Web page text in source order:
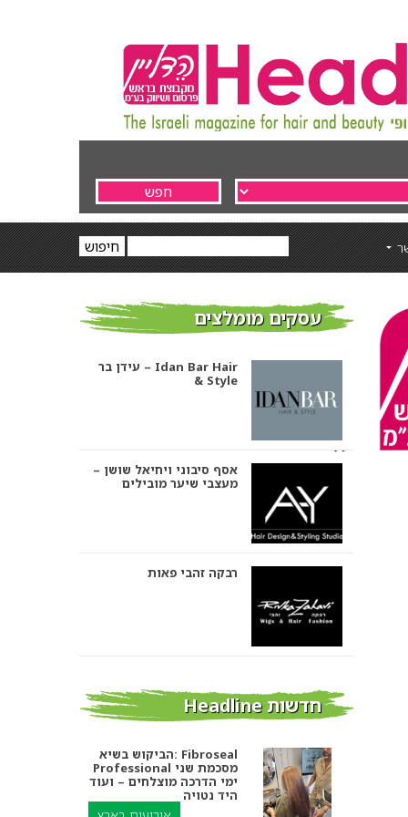
עסקים מומלצים
עידן בר – Idan Bar Hair
& Style
אסף סיבוני ויחיאל שושן –
מעצבי שיער מובילים
רבקה זהבי פאות
אורטל אדרי עיצוב שיער
חדשות Headline
הביקוש בשיא: Fibroseal
Professional מסכמת שני
ימי הדרכה מוצלחים – ועוד
היד נטויה